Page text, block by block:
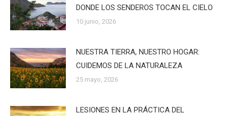
DONDE LOS SENDEROS TOCAN EL CIELO
10 junio, 2026
NUESTRA TIERRA, NUESTRO HOGAR:
CUIDEMOS DE LA NATURALEZA
25 mayo, 2026
LESIONES EN LA PRÁCTICA DEL